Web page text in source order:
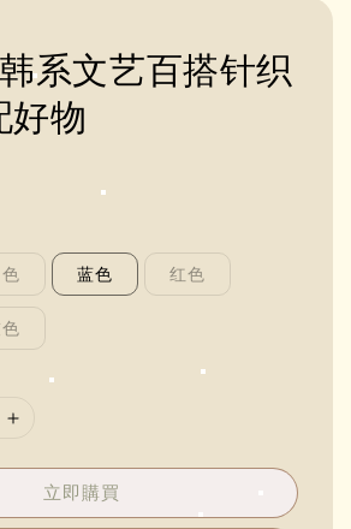
系文艺百搭针织
好物
蓝色 红色
立即購買